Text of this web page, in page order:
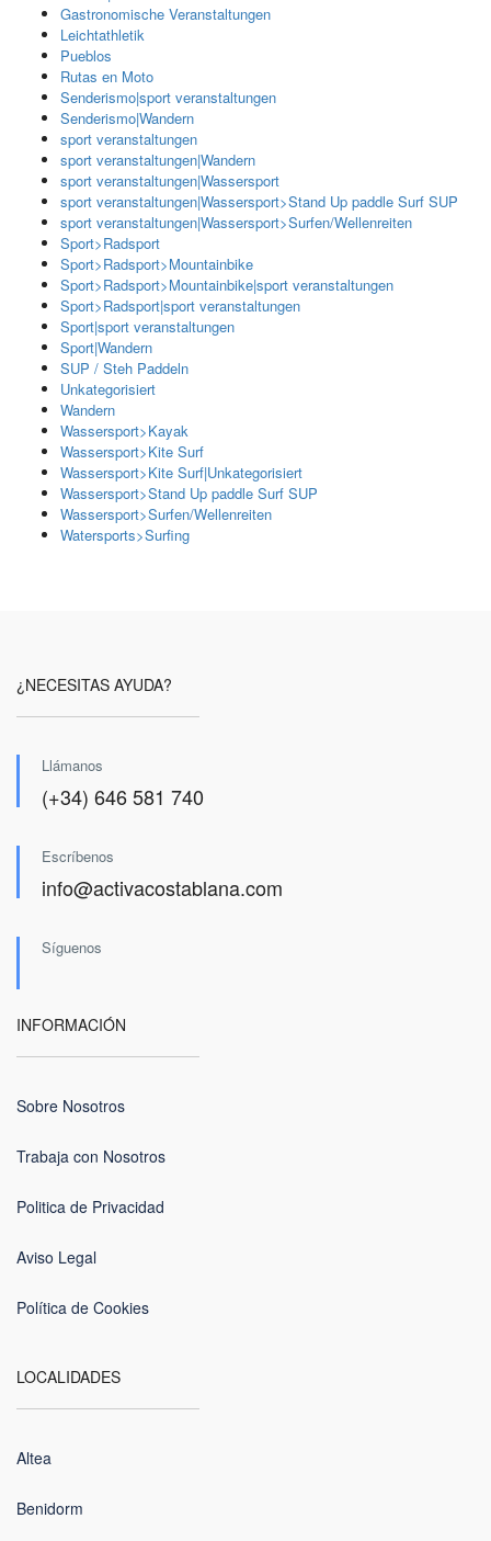
Gastronomische Veranstaltungen
Leichtathletik
Pueblos
Rutas en Moto
Senderismo|sport veranstaltungen
Senderismo|Wandern
sport veranstaltungen
sport veranstaltungen|Wandern
sport veranstaltungen|Wassersport
sport veranstaltungen|Wassersport>Stand Up paddle Surf SUP
sport veranstaltungen|Wassersport>Surfen/Wellenreiten
Sport>Radsport
Sport>Radsport>Mountainbike
Sport>Radsport>Mountainbike|sport veranstaltungen
Sport>Radsport|sport veranstaltungen
Sport|sport veranstaltungen
Sport|Wandern
SUP / Steh Paddeln
Unkategorisiert
Wandern
Wassersport>Kayak
Wassersport>Kite Surf
Wassersport>Kite Surf|Unkategorisiert
Wassersport>Stand Up paddle Surf SUP
Wassersport>Surfen/Wellenreiten
Watersports>Surfing
¿NECESITAS AYUDA?
Llámanos
(+34) 646 581 740
Escríbenos
info@activacostablana.com
Síguenos
INFORMACIÓN
Sobre Nosotros
Trabaja con Nosotros
Politica de Privacidad
Aviso Legal
Política de Cookies
LOCALIDADES
Altea
Benidorm